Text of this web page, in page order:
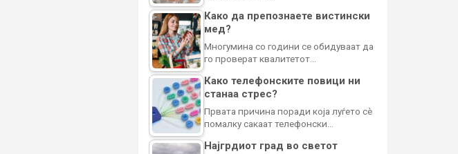
Како да препознаете вистински
мед?
Многумина со години се обидуваат да
го проверат квалитетот…
Како телефонските повици ни
станаа стрес?
Првата причина поради која луѓето сè
помалку сакаат телефонски…
Најгрдиот град во светот